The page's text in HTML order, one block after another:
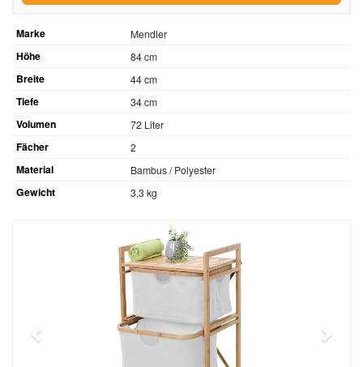
Marke Mendler
Höhe 84 cm
Breite 44 cm
Tiefe 34 cm
Volumen 72 Liter
Fächer 2
Material Bambus / Polyester
Gewicht 3,3 kg